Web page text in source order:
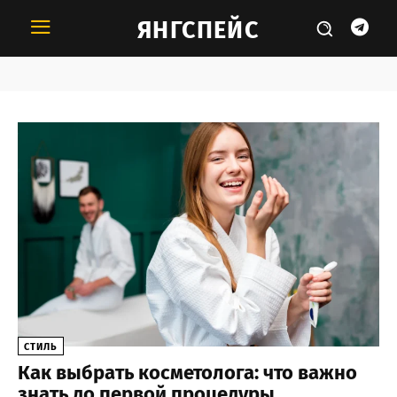
ЯНГСПЕЙС
Тема: Косметологи
СТИЛЬ
Как выбрать косметолога: что важно